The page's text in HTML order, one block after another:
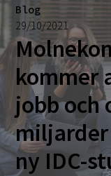
Blog
29/10/2021
kommer
jobb och
miljarder
ny IDC-